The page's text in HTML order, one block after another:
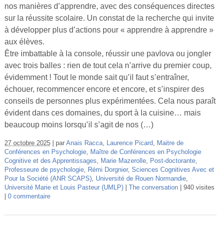
Colloques
Se connecter
nos manières d’apprendre, avec des conséquences directes
sur la réussite scolaire. Un constat de la recherche qui invite
à développer plus d’actions pour « apprendre à apprendre »
aux élèves.
Être imbattable à la console, réussir une pavlova ou jongler
avec trois balles : rien de tout cela n’arrive du premier coup,
évidemment ! Tout le monde sait qu’il faut s’entraîner,
échouer, recommencer encore et encore, et s’inspirer des
conseils de personnes plus expérimentées. Cela nous paraît
évident dans ces domaines, du sport à la cuisine… mais
beaucoup moins lorsqu’il s’agit de nos (…)
27 octobre 2025 par Anais Racca, Laurence Picard
Maitre de
Conférences en Psychologie,
Maître de Conférences en Psychologie
Cognitive et des Apprentissages
Marie Mazerolle, Post-doctorante,
Professeure de psychologie, Rémi Dorgnier, Sciences Cognitives Avec et
Pour la Société (ANR SCAPS), Université de Rouen Normandie,
Université Marie et Louis Pasteur (UMLP)
The conversation
940 visites
0 commentaire